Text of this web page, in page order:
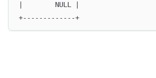
|        NULL |
+-------------+